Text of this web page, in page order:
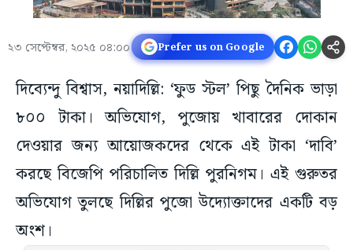
২৩ সেপ্টেম্বর, ২০২৫ ০৪:০০ Prefer us on Google
দিব্যেন্দু বিশ্বাস, নয়াদিল্লি: ‘ফুড স্টল’ পিছু দৈনিক ভাড়া
৮০০ টাকা। অভিযোগ, পুজোয় খাবারের দোকান
দেওয়ার জন্য আয়োজকদের থেকে এই টাকা ‘দাবি’
করছে বিজেপি পরিচালিত দিল্লি পুরনিগম। এই গুরুতর
অভিযোগ তুলছে দিল্লির পুজো উদ্যোক্তাদের একটি বড়
অংশ।